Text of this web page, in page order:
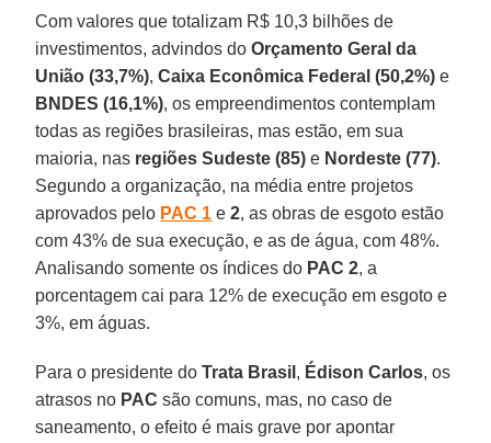
Com valores que totalizam R$ 10,3 bilhões de
investimentos, advindos doOrçamento Geral da
União (33,7%),Caixa Econômica Federal (50,2%) e
BNDES (16,1%), os empreendimentos contemplam
todas as regiões brasileiras, mas estão, em sua
maioria, nas regiões Sudeste (85) e Nordeste (77).
Segundo a organização, na média entre projetos
aprovados pelo PAC 1 e2, as obras de esgoto estão
com 43% de sua execução, e as de água, com 48%.
Analisando somente os índices do PAC 2, a
porcentagem cai para 12% de execução em esgoto e
3%, em águas.
Para o presidente doTrata Brasil , Édison Carlos, os
atrasos no PAC são comuns, mas, no caso de
saneamento, o efeito é mais grave por apontar